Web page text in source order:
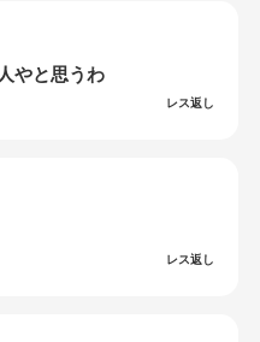
やと思うわ
レス返し
レス返し